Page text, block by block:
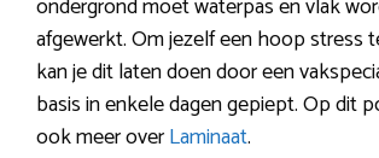
ondergrond moet waterpas en vlak
afgewerkt. Om jezelf een hoop stress
kan je dit laten doen door een
basis in enkele dagen gepiept. Op dit
ook meer overLaminaat.